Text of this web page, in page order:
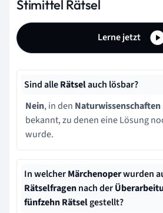
Stimittel Rätsel
Lerne jetzt
Sind alleRätselauch lösbar?
Nein, in den Naturwissenschaften
bekannt, zu denen eine Lösung
wurde.
In welcherMärchenoperwurden
Rätselfragennach der
fünfzehn Rätselgestellt?